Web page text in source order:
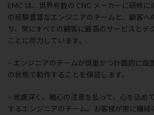
EMC は、世界有数の CNC メーカーに研修に
の経験豊富なエンジニアのチームと、顧客へ
り、常にすべての顧客に最高のサービスとテ
ことに尽力しています。
– エンジニアのチームが慎重かつ計画的に設
の状態で動作することを保証します。
– 思慮深く、細心の注意を払って、心を込め
するエンジニアのチーム。お客様が常に機械